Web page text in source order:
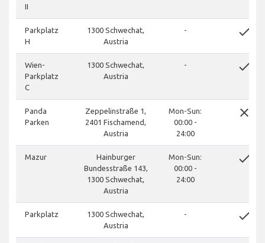
II
Parkplatz
H
1300 Schwechat,
Austria
- done
Wien-
Parkplatz
C
1300 Schwechat,
Austria
- done
Panda
Parken
Zeppelinstraße 1,
2401 Fischamend,
Austria
Mon-Sun:
00:00 -
24:00
close
Mazur
Hainburger
Bundesstraße 143,
1300 Schwechat,
Austria
Mon-Sun:
00:00 -
24:00
done
Parkplatz
1300 Schwechat,
Austria
- done